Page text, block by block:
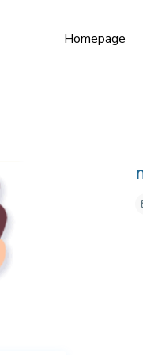
Homepage